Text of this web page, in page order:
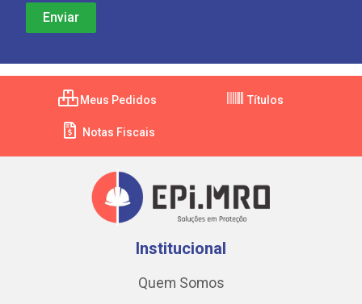
Meus Pedidos Títulos
Notas Fiscais
Institucional
Quem Somos